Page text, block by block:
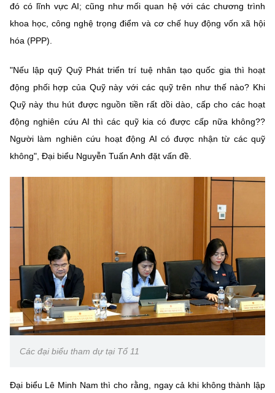
đó có lĩnh vực AI; cũng như mối quan hệ với các chương trình
khoa học, công nghệ trọng điểm và cơ chế huy động vốn xã hội
hóa (PPP).
"Nếu lập quỹ Quỹ Phát triển trí tuệ nhân tạo quốc gia thì hoạt
động phối hợp của Quỹ này với các quỹ trên như thế nào? Khi
Quỹ này thu hút được nguồn tiền rất dồi dào, cấp cho các hoạt
động nghiên cứu AI thì các quỹ kia có được cấp nữa không??
Người làm nghiên cứu hoạt động AI có được nhận từ các quỹ
không", Đại biểu Nguyễn Tuấn Anh đặt vấn đề.
Các đại biểu tham dự tại Tổ 11
Đại biểu Lê Minh Nam thì cho rằng, ngay cả khi không thành lập